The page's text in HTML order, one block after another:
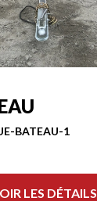
BATEAU-1
LES DÉTAILS